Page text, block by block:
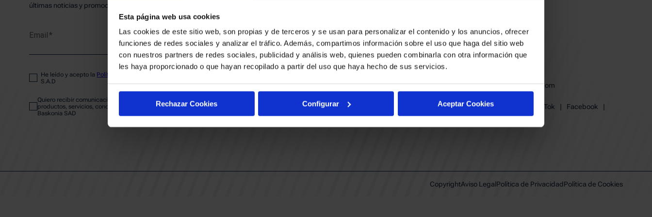
Esta página web usa cookies
Las cookies de este sitio web, son propias y de terceros y se usan para personalizar el contenido y los anuncios, ofrecer
funciones de redes sociales y analizar el tráfico. Además, compartimos información sobre el uso que haga del sitio web
con nuestros partners de redes sociales, publicidad y análisis web, quienes pueden combinarla con otra información que
les haya proporcionado o que hayan recopilado a partir del uso que haya hecho de sus servicios.
Rechazar Cookies Configurar Aceptar Cookies
PLANTILLA
ENTRADAS
ABONADOS
CALENDARIO
CLUB
últimas noticias y promociones del club.
Email
He leído y acepto la Política de privacidad
S.A.D
Quiero recibir comunicaciones electrónicas sobre las actividades,
productos, servicios, concursos, ofertas y/o promociones del SASKI
Baskonia SAD
BAKH
FUNDACIÓN BASKONIA-ALAVÉS
01013 Vitoria-Gasteiz
baskonia@baskonia.com
Instagram
TikTok | Facebook
|
Youtube
| Linkedin
CopyrightAviso LegalPolítica de PrivacidadPolítica de Cookies